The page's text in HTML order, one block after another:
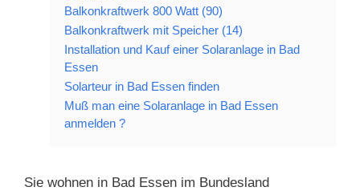
Balkonkraftwerk 800 Watt (90)
Balkonkraftwerk mit Speicher (14)
Installation und Kauf einer Solaranlage in Bad
Essen
Solarteur in Bad Essen finden
Muß man eine Solaranlage in Bad Essen
anmelden ?
Sie wohnen in Bad Essen im Bundesland